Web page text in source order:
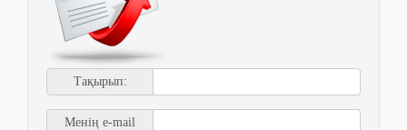
Тақырып:
Менің e-mail